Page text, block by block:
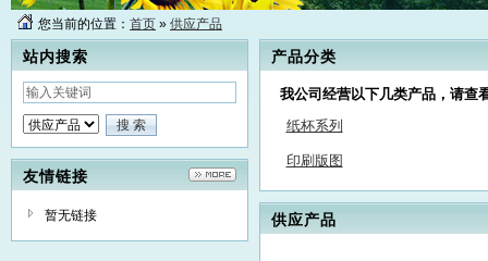
您当前的位置： 首页 » 供应产品
站内搜索
友情链接
暂无链接
产品分类
我公司经营以下几类产品，请查
纸杯系列
印刷版图
供应产品